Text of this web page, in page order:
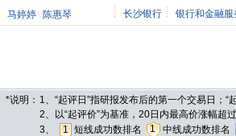
马婷婷 陈惠琴 长沙银行 银行和金融服
*说明： 1、“起评日”指研报发布后的第一个交易日；
2、以“起评价”为基准，20日内最高价涨幅
3、
1 短线成功数排名 1 中线成功数排名